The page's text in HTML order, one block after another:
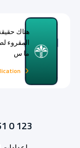
هناك
المقروء
ما س
0 123